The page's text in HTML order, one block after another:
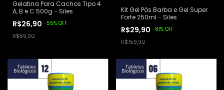
Gelatina Para Cachos Tipo 4
A, B e C 500g - Siles
R$26,90 -55% OFF
R$59,90
Kit Gel Pós Barba e Gel Super
Forte 250ml - Siles
R$29,90 -81% OFF
R$159,90